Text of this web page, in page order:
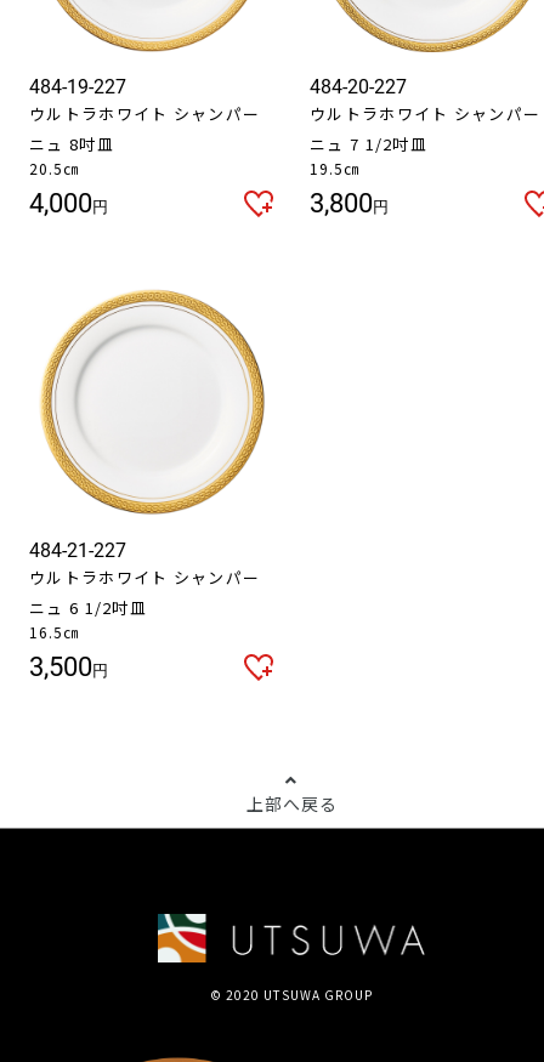
484-19-227
ウルトラホワイト シャンパー
ニュ 8吋皿
20.5㎝
4,000円
484-20-227
ウルトラホワイト シャンパー
ニュ 7 1/2吋皿
19.5㎝
3,800円
484-21-227
ウルトラホワイト シャンパー
ニュ 6 1/2吋皿
16.5㎝
3,500円
上部へ戻る
© 2020 UTSUWA GROUP